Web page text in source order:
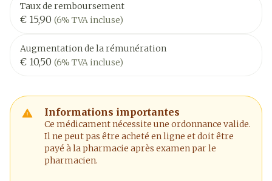
Taux de remboursement
€ 15,90 (6% TVA incluse)
Augmentation de la rémunération
€ 10,50 (6% TVA incluse)
Informations importantes
Ce médicament nécessite une ordonnance valide.
Il ne peut pas être acheté en ligne et doit être
payé à la pharmacie après examen par le
pharmacien.